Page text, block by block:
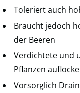
Toleriert auch
Braucht jedoch
der Beeren
Verdichtete und
Pflanzen
Vorsorglich